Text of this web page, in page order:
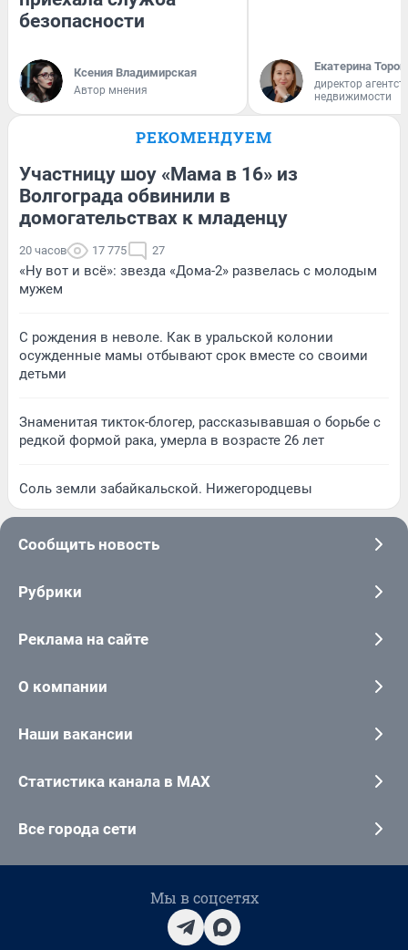
безопасности
Ксения Владимирская
Автор мнения
Екатерина
директор
недвижимости
РЕКОМЕНДУЕМ
Участницу шоу «Мама в 16» из
Волгограда обвинили в
домогательствах к младенцу
20 часов 17 775 27
«Ну вот и всё»: звезда «Дома-2» развелась с молодым
мужем
С рождения в неволе. Как в уральской колонии
осужденные мамы отбывают срок вместе со своими
детьми
Знаменитая тикток-блогер, рассказывавшая о борьбе с
редкой формой рака, умерла в возрасте 26 лет
Соль земли забайкальской. Нижегородцевы
Сообщить новость
Рубрики
Реклама на сайте
О компании
Наши вакансии
Статистика канала в MAX
Все города сети
Мы в соцсетях